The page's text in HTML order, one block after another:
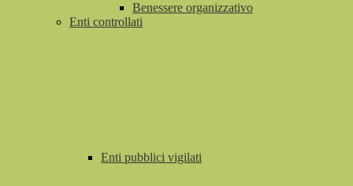
Benessere organizzativo
Enti controllati
Enti pubblici vigilati